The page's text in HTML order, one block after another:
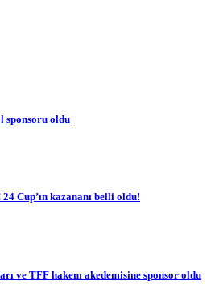
sponsoru oldu
Cup’ın kazananı belli oldu!
ve TFF hakem akedemisine sponsor oldu